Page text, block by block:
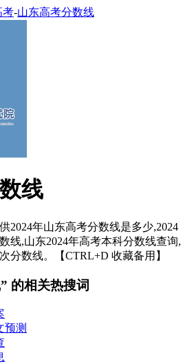
考-山东高考分数线
线
2024年山东高考分数线是多少,2024
线,山东2024年高考本科分数线查询,
分数线。【CTRL+D 收藏备用】
的相关热搜词
预测